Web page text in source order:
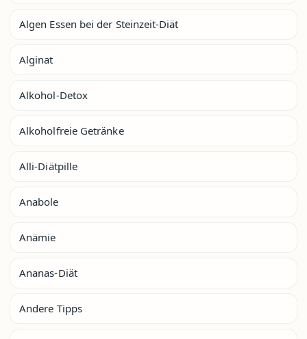
Algen Essen bei der Steinzeit-Diät
Alginat
Alkohol-Detox
Alkoholfreie Getränke
Alli-Diätpille
Anabole
Anämie
Ananas-Diät
Andere Tipps